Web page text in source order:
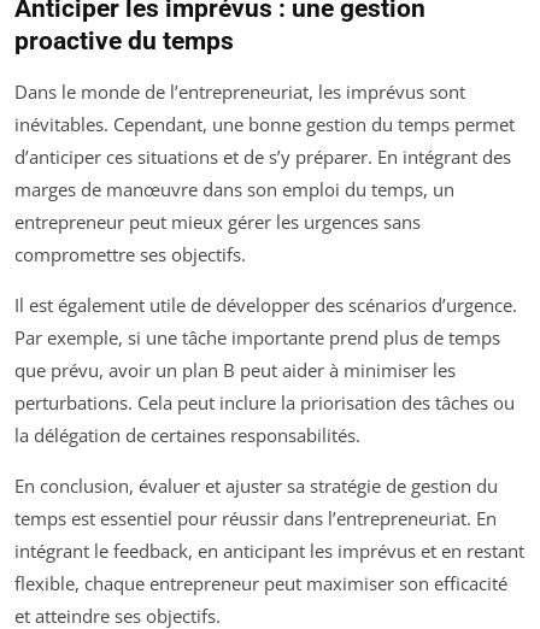
Anticiper les imprévus : une gestion
proactive du temps
Dans le monde de l’entrepreneuriat, les imprévus sont
inévitables. Cependant, une bonne gestion du temps permet
d’anticiper ces situations et de s’y préparer. En intégrant des
marges de manœuvre dans son emploi du temps, un
entrepreneur peut mieux gérer les urgences sans
compromettre ses objectifs.
Il est également utile de développer des scénarios d’urgence.
Par exemple, si une tâche importante prend plus de temps
que prévu, avoir un plan B peut aider à minimiser les
perturbations. Cela peut inclure la priorisation des tâches ou
la délégation de certaines responsabilités.
En conclusion, évaluer et ajuster sa stratégie de gestion du
temps est essentiel pour réussir dans l’entrepreneuriat. En
intégrant le feedback, en anticipant les imprévus et en restant
flexible, chaque entrepreneur peut maximiser son efficacité
et atteindre ses objectifs.